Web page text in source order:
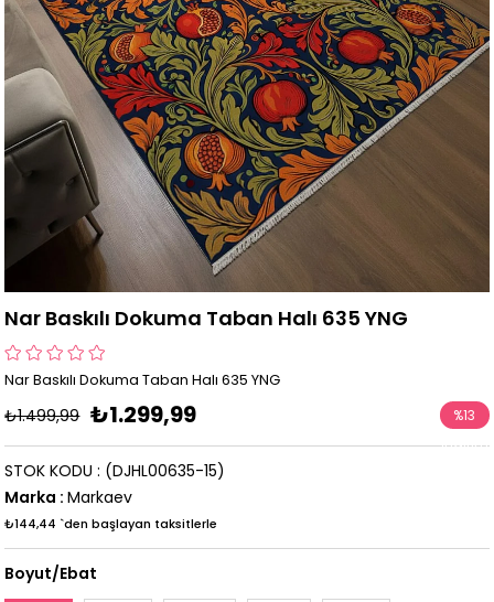
Nar Baskılı Dokuma Taban Halı 635 YNG
Nar Baskılı Dokuma Taban Halı 635 YNG
₺1.499,99 ₺1.299,99 %13
İndirim
(DJHL00635-15)
STOK KODU
Marka : Markaev
₺144,44 `den başlayan taksitlerle
Boyut/Ebat